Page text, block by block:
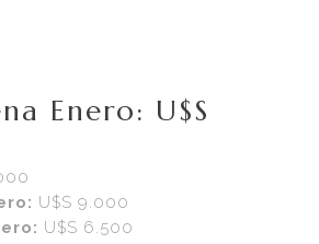
Enero: U$S
U$S 9.000
U$S 6.500